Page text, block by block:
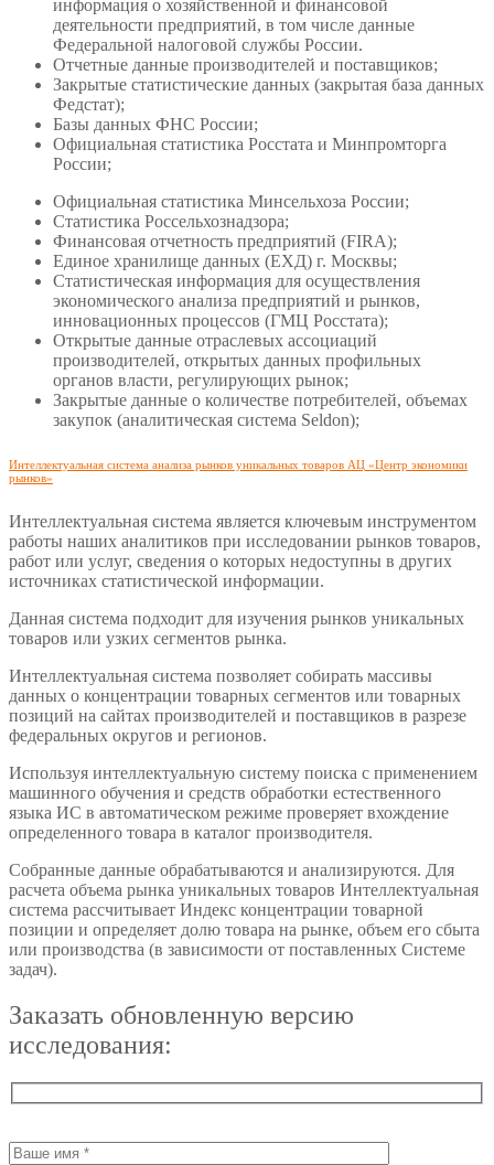
информация о хозяйственной и финансовой
деятельности предприятий, в том числе данные
Федеральной налоговой службы России.
Отчетные данные производителей и поставщиков;
Закрытые статистические данных (закрытая база данных
Федстат);
Базы данных ФНС России;
Официальная статистика Росстата и Минпромторга
России;
Официальная статистика Минсельхоза России;
Статистика Россельхознадзора;
Финансовая отчетность предприятий (FIRA);
Единое хранилище данных (ЕХД) г. Москвы;
Статистическая информация для осуществления
экономического анализа предприятий и рынков,
инновационных процессов (ГМЦ Росстата);
Открытые данные отраслевых ассоциаций
производителей, открытых данных профильных
органов власти, регулирующих рынок;
Закрытые данные о количестве потребителей, объемах
закупок (аналитическая система Seldon);
Интеллектуальная система анализа рынков уникальных товаров АЦ «Центр экономики
рынков»
Интеллектуальная система является ключевым инструментом
работы наших аналитиков при исследовании рынков товаров,
работ или услуг, сведения о которых недоступны в других
источниках статистической информации.
Данная система подходит для изучения рынков уникальных
товаров или узких сегментов рынка.
Интеллектуальная система позволяет собирать массивы
данных о концентрации товарных сегментов или товарных
позиций на сайтах производителей и поставщиков в разрезе
федеральных округов и регионов.
Используя интеллектуальную систему поиска с применением
машинного обучения и средств обработки естественного
языка ИС в автоматическом режиме проверяет вхождение
определенного товара в каталог производителя.
Собранные данные обрабатываются и анализируются. Для
расчета объема рынка уникальных товаров Интеллектуальная
система рассчитывает Индекс концентрации товарной
позиции и определяет долю товара на рынке, объем его сбыта
или производства (в зависимости от поставленных Системе
задач).
Заказать обновленную версию
исследования: